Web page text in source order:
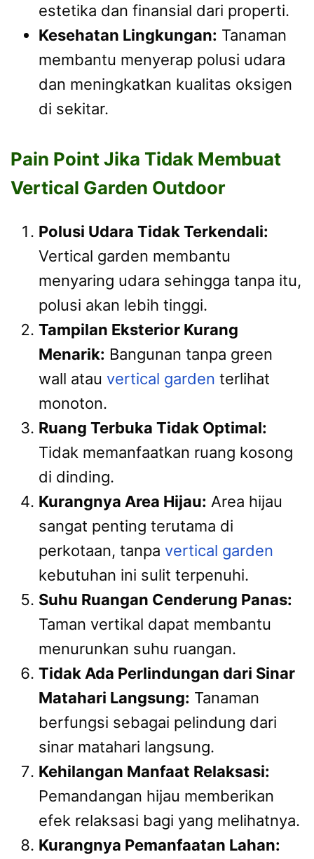
estetika dan finansial dari properti.
Kesehatan Lingkungan: Tanaman
membantu menyerap polusi udara
dan meningkatkan kualitas oksigen
di sekitar.
Pain Point Jika Tidak Membuat
Vertical Garden Outdoor
Polusi Udara Tidak Terkendali:
Vertical garden membantu
menyaring udara sehingga tanpa itu,
polusi akan lebih tinggi.
Tampilan Eksterior Kurang
Menarik: Bangunan tanpa green
wall atau vertical garden terlihat
monoton.
Ruang Terbuka Tidak Optimal:
Tidak memanfaatkan ruang kosong
di dinding.
Kurangnya Area Hijau: Area hijau
sangat penting terutama di
perkotaan, tanpa vertical garden
kebutuhan ini sulit terpenuhi.
Suhu Ruangan Cenderung Panas:
Taman vertikal dapat membantu
menurunkan suhu ruangan.
Tidak Ada Perlindungan dari Sinar
Matahari Langsung: Tanaman
berfungsi sebagai pelindung dari
sinar matahari langsung.
Kehilangan Manfaat Relaksasi:
Pemandangan hijau memberikan
efek relaksasi bagi yang melihatnya.
Kurangnya Pemanfaatan Lahan: